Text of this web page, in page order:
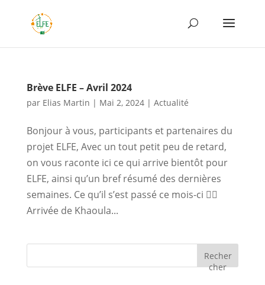
Brève ELFE – Avril 2024
par Elias Martin | Mai 2, 2024| Actualité
Bonjour à vous, participants et partenaires du
projet ELFE, Avec un tout petit peu de retard,
on vous raconte ici ce qui arrive bientôt pour
ELFE, ainsi qu’un bref résumé des dernières
semaines. Ce qu’il s’est passé ce mois-ci 🙋‍♀️
Arrivée de Khaoula...
Recher
cher